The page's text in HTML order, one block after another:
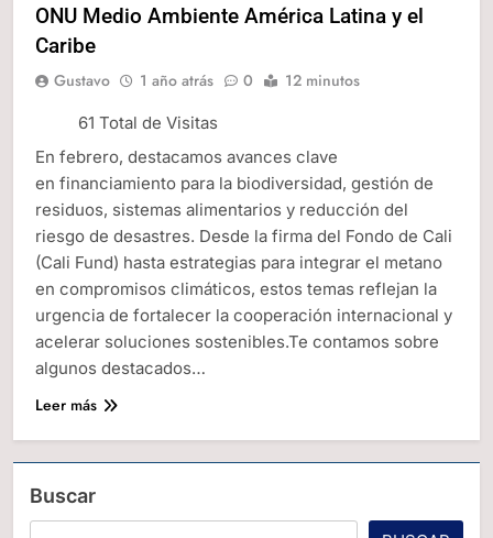
ONU Medio Ambiente América Latina y el
Caribe
Gustavo 1 año atrás 0 12 minutos
61 Total de Visitas
En febrero, destacamos avances clave
en financiamiento para la biodiversidad, gestión de
residuos, sistemas alimentarios y reducción del
riesgo de desastres. Desde la firma del Fondo de Cali
(Cali Fund) hasta estrategias para integrar el metano
en compromisos climáticos, estos temas reflejan la
urgencia de fortalecer la cooperación internacional y
acelerar soluciones sostenibles.Te contamos sobre
algunos destacados…
Leer más
Buscar